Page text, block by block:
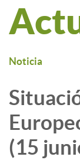
Noticia
(15